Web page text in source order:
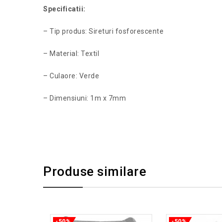
Specificatii:
– Tip produs: Sireturi fosforescente
– Material: Textil
– Culaore: Verde
– Dimensiuni: 1m x 7mm
Produse similare